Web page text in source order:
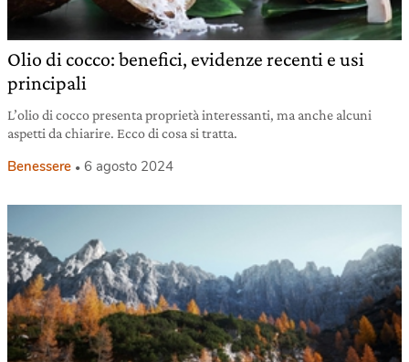
Olio di cocco: benefici, evidenze recenti e usi
principali
L’olio di cocco presenta proprietà interessanti, ma anche alcuni
aspetti da chiarire. Ecco di cosa si tratta.
Benessere 6 agosto 2024